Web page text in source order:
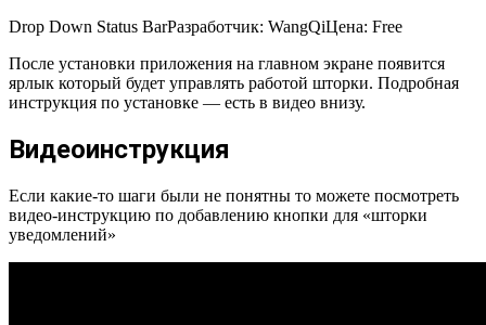
Drop Down Status BarРазработчик: WangQiЦена: Free
После установки приложения на главном экране появится
ярлык который будет управлять работой шторки. Подробная
инструкция по установке — есть в видео внизу.
Видеоинструкция
Если какие-то шаги были не понятны то можете посмотреть
видео-инструкцию по добавлению кнопки для «шторки
уведомлений»